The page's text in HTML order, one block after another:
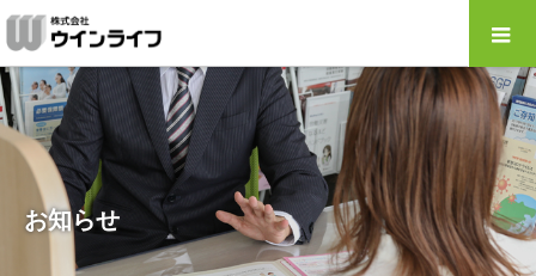
お知らせ